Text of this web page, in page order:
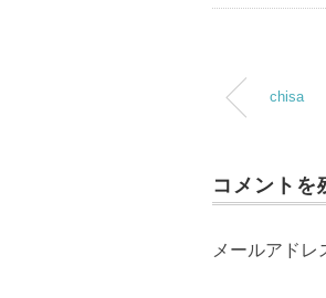
chisa
コメントを
メールアドレ